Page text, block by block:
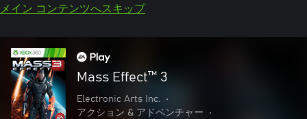
メイン コンテンツへスキップ
Mass Effect™ 3
Electronic Arts Inc.
•
アクション & アドベンチャー
•